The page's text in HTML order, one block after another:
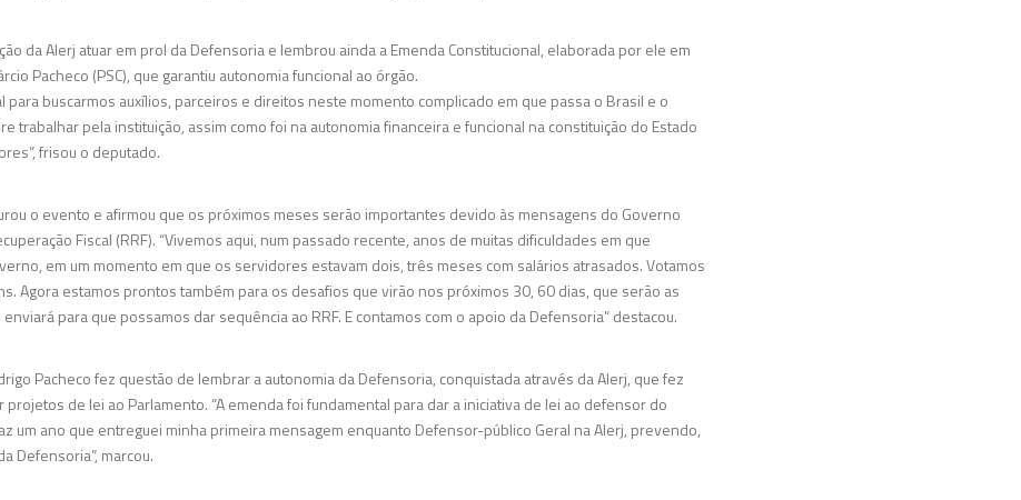
da Alerj atuar em prol da Defensoria e lembrou ainda a Emenda Constitucional, elaborada por ele em
Pacheco (PSC), que garantiu autonomia funcional ao órgão.
para buscarmos auxílios, parceiros e direitos neste momento complicado em que passa o Brasil e o
trabalhar pela instituição, assim como foi na autonomia financeira e funcional na constituição do Estado
frisou o deputado.
o evento e afirmou que os próximos meses serão importantes devido às mensagens do Governo
Fiscal (RRF). “Vivemos aqui, num passado recente, anos de muitas dificuldades em que
em um momento em que os servidores estavam dois, três meses com salários atrasados. Votamos
Agora estamos prontos também para os desafios que virão nos próximos 30, 60 dias, que serão as
para que possamos dar sequência ao RRF. E contamos com o apoio da Defensoria” destacou.
Pacheco fez questão de lembrar a autonomia da Defensoria, conquistada através da Alerj, que fez
de lei ao Parlamento. “A emenda foi fundamental para dar a iniciativa de lei ao defensor do
um ano que entreguei minha primeira mensagem enquanto Defensor-público Geral na Alerj, prevendo,
Defensoria”, marcou.